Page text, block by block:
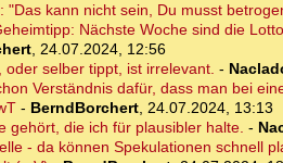
"Das kann nicht sein, Du musst
Nächste Woche sind die
, 24.07.2024, 12:56
selber tippt, ist irrelevant. -
Verständnis dafür, dass man bei
- BerndBorchert, 24.07.2024, 13:13
gehört, die ich für plausibler halte. -
- da können Spekulationen schnell